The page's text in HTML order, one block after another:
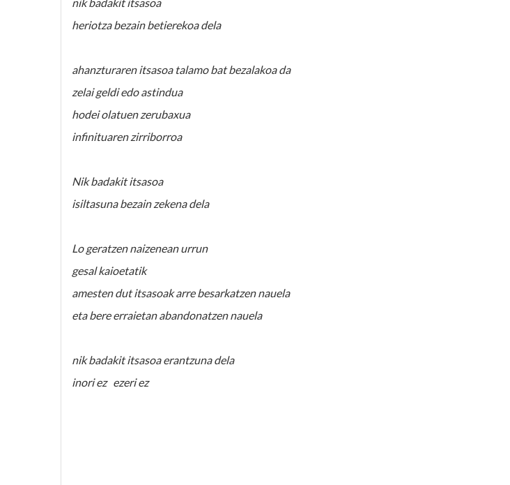
heriotza bezain betierekoa dela
ahanzturaren itsasoa talamo bat bezalakoa da
zelai geldi edo astindua
hodei olatuen zerubaxua
infinituaren zirriborroa
Nik badakit itsasoa
isiltasuna bezain zekena dela
Lo geratzen naizenean urrun
gesal kaioetatik
amesten dut itsasoak arre besarkatzen nauela
eta bere erraietan abandonatzen nauela
nik badakit itsasoa erantzuna dela
inori ez ezeri ez